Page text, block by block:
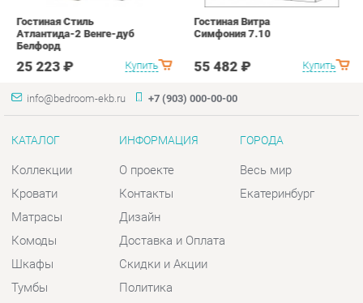
КАТАЛОГ
Коллекции
Кровати
Матрасы
Комоды
Шкафы
Столы
Мягкая мебель
Комплектующие
О проекте
Контакты
Дизайн
Доставка и Оплата
Скидки и Акции
Гарантия
Помощь
ГОРОДА
Екатеринбург
КОНТАКТЫ